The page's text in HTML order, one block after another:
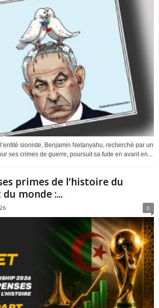
sioniste, Benjamin Netanyahu, recherché par un
ses crimes de guerre, poursuit sa fuite en avant en...
primes de l’histoire du
monde :...
0